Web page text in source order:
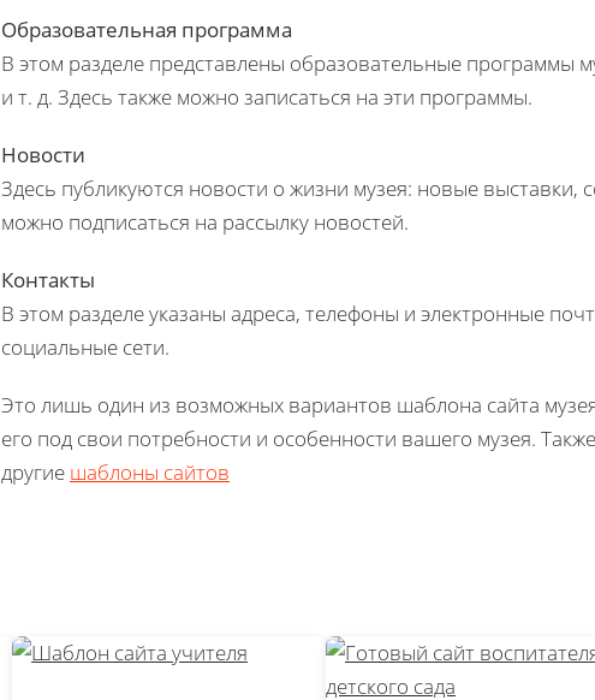
Образовательная программа
В этом разделе представлены образовательные программы
и т. д. Здесь также можно записаться на эти программы.
Новости
Здесь публикуются новости о жизни музея: новые выставки,
можно подписаться на рассылку новостей.
Контакты
В этом разделе указаны адреса, телефоны и электронные
социальные сети.
Это лишь один из возможных вариантов шаблона сайта
его под свои потребности и особенности вашего музея.
другие шаблоны сайтов